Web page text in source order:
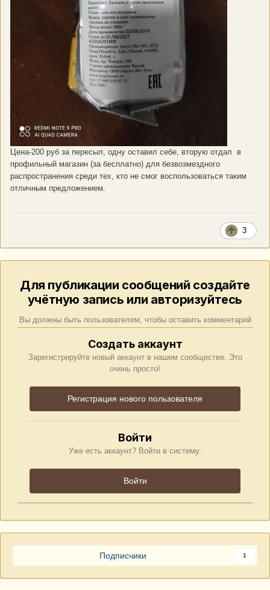
Цена-200 руб за пересыл, одну оставил себе, вторую отдал в
профильный магазин (за бесплатно) для безвозмездного
распространения среди тех, кто не смог воспользоваться таким
отличным предложением.
3
Для публикации сообщений создайте
учётную запись или авторизуйтесь
Вы должны быть пользователем, чтобы оставить комментарий
Создать аккаунт
Зарегистрируйте новый аккаунт в нашем сообществе. Это
очень просто!
Регистрация нового пользователя
Войти
Уже есть аккаунт? Войти в систему.
Войти
Подписчики 1